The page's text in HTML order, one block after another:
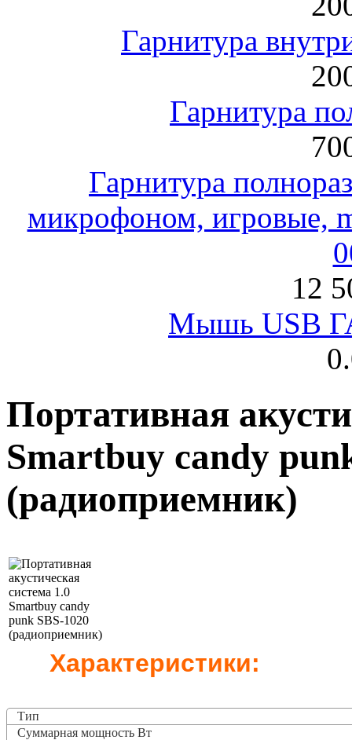
Гарнитура
Гарнитура
Гарнитура
микрофоном, игровые,
12
Мышь USB
Портативная
Smartbuy candy
(радиоприемник)
Характеристики:
Тип
Суммарная мощность Вт